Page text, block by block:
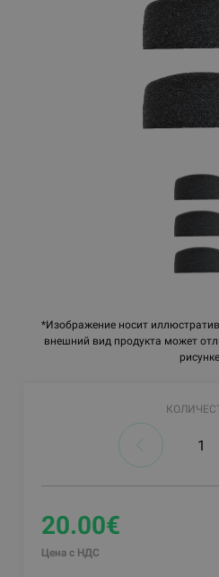
*Изображение носит
внешний вид продукта может
20.00€
Цена с НДС